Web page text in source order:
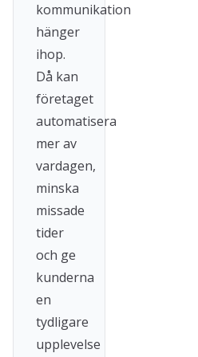
kommunikation
hänger
ihop.
Då kan
företaget
automatisera
mer av
vardagen,
minska
missade
tider
och ge
kunderna
en
tydligare
upplevelse